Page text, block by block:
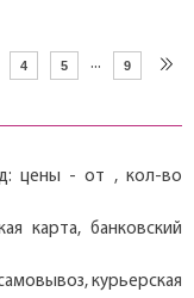
4 5 ... 9
цены - от , кол-во
карта, банковский
курьерская